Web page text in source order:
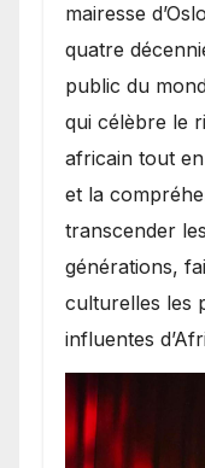
mairesse
quatre
public du
qui célèbre le
africain tout
et la
transcender
générations,
culturelles les
influentes